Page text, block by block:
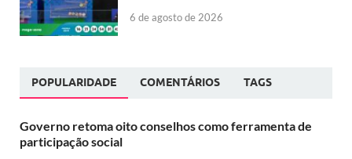
6 de agosto de 2026
POPULARIDADE COMENTÁRIOS TAGS
Governo retoma oito conselhos como ferramenta de
participação social